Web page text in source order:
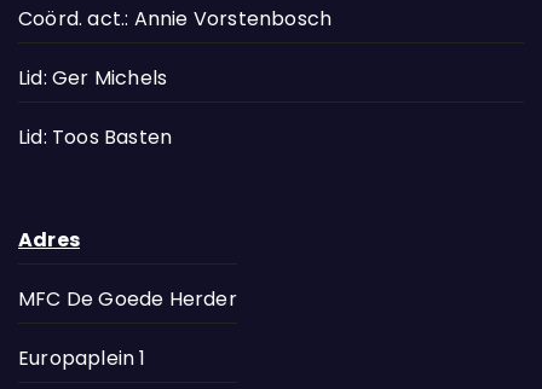
Coörd. act.: Annie Vorstenbosch
Lid: Ger Michels
Lid: Toos Basten
Adres
MFC De Goede Herder
Europaplein 1